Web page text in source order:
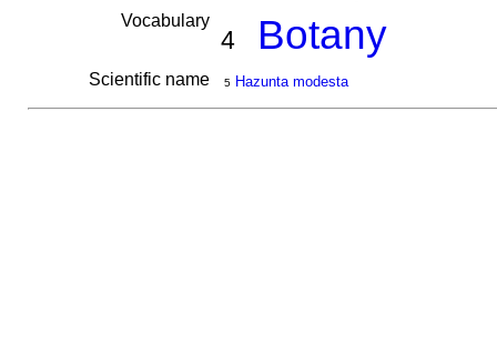
Vocabulary
4 Botany
Scientific name 5 Hazunta modesta